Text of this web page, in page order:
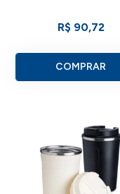
R$ 90,72
COMPRAR